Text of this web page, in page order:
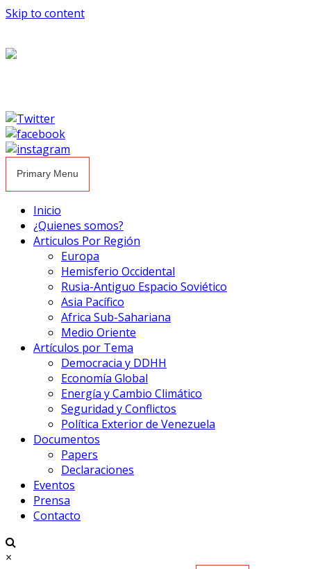
Skip to content
Primary Menu
Inicio
¿Quienes somos?
Articulos Por Región
Europa
Hemisferio Occidental
Rusia-Antiguo Espacio Soviético
Asia Pacífico
Africa Sub-Sahariana
Medio Oriente
Artículos por Tema
Democracia y DDHH
Economía Global
Energía y Cambio Climático
Seguridad y Conflictos
Política Exterior de Venezuela
Documentos
Papers
Declaraciones
Eventos
Prensa
Contacto
×